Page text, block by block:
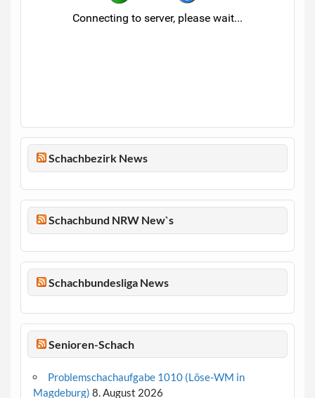
Schachbezirk News
Schachbund NRW New`s
Schachbundesliga News
Senioren-Schach
Problemschachaufgabe 1010 (Löse-WM in
Magdeburg) 8. August 2026